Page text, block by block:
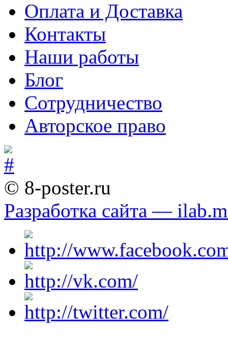
Оплата и Доставка
Контакты
Наши работы
Блог
Сотрудничество
Авторское право
© 8-poster.ru
Разработка сайта —